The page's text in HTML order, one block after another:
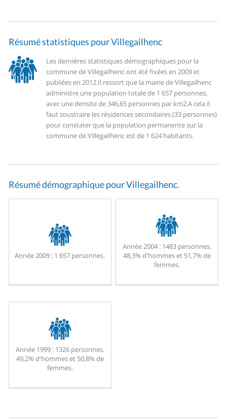
Résumé statistiques pour Villegailhenc
Les dernières statistiques démographiques pour la
commune de Villegailhenc ont été fixées en 2009 et
publiées en 2012.Il ressort que la mairie de Villegailhenc
administre une population totale de 1 657 personnes,
avec une densite de 346,65 personnes par km2.A cela il
faut soustraire les résidences secondaires (33 personnes)
pour constater que la population permanente sur la
commune de Villegailhenc est de 1 624 habitants.
Résumé démographique pour Villegailhenc.
Année 2009 : 1 657 personnes.
Année 2004 :1483 personnes.
48,3% d'hommes et 51,7% de
femmes.
Année 1999 :1326 personnes.
49,2% d'hommes et 50,8% de
femmes.